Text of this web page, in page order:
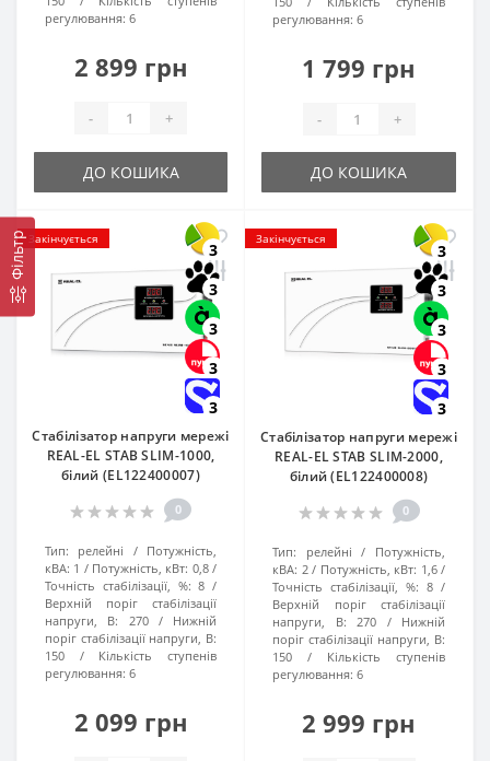
Фільтр
регулювання: 6
2 899 грн
- +
ДО КОШИКА
регулювання: 6
1 799 грн
- +
ДО КОШИКА
Закінчується
3
3
3
3
3
Стабілізатор напруги мережі
REAL-EL STAB SLIM-1000,
білий (EL122400007)
0
Тип: релейні
Потужність,
кВА: 1 Потужність, кВт: 0,8
Точність стабілізації, %: 8
Верхній поріг стабілізації
напруги, В:
270
Нижній
поріг стабілізації напруги, В:
150
Кількість ступенів
регулювання: 6
2 099 грн
Закінчується
3
3
3
3
3
Стабілізатор напруги мережі
REAL-EL STAB SLIM-2000,
білий (EL122400008)
0
Тип: релейні
Потужність,
кВА: 2 Потужність, кВт: 1,6
Точність стабілізації, %: 8
Верхній поріг стабілізації
напруги, В:
270
Нижній
поріг стабілізації напруги, В:
150
Кількість ступенів
регулювання: 6
2 999 грн